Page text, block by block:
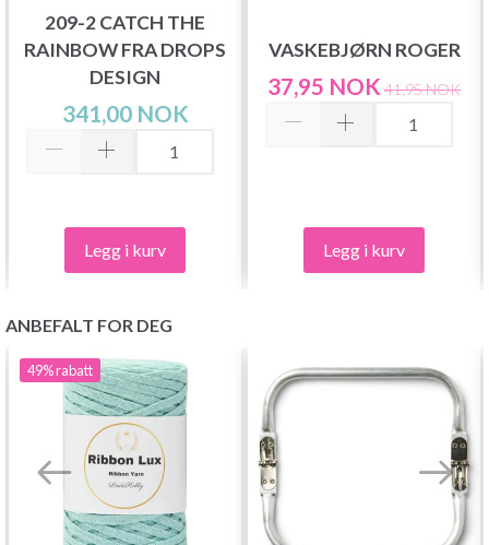
209-2 CATCH THE
RAINBOW FRA DROPS
DESIGN
341,00 NOK
Legg i kurv
VASKEBJØRN ROGER
37,95 NOK 41,95 NOK
Legg i kurv
ANBEFALT FOR DEG
49%rabatt